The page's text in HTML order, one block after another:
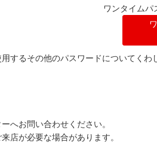
ワンタイムパ
するその他のパスワードについてくわ
へお問い合わせください。
店が必要な場合があります。